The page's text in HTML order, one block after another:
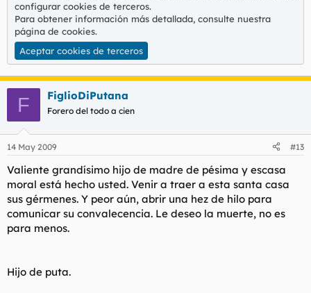
configurar cookies de terceros.
Para obtener información más detallada, consulte nuestra
página de cookies.
Aceptar cookies de terceros
F FiglioDiPutana
Forero del todo a cien
14 May 2009 #13
Valiente grandísimo hijo de madre de pésima y escasa
moral está hecho usted. Venir a traer a esta santa casa
sus gérmenes. Y peor aún, abrir una hez de hilo para
comunicar su convalecencia. Le deseo la muerte, no es
para menos.
Hijo de puta.